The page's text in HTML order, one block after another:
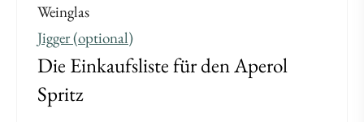
Weinglas
Jigger (optional)
Die Einkaufsliste für den Aperol
Spritz